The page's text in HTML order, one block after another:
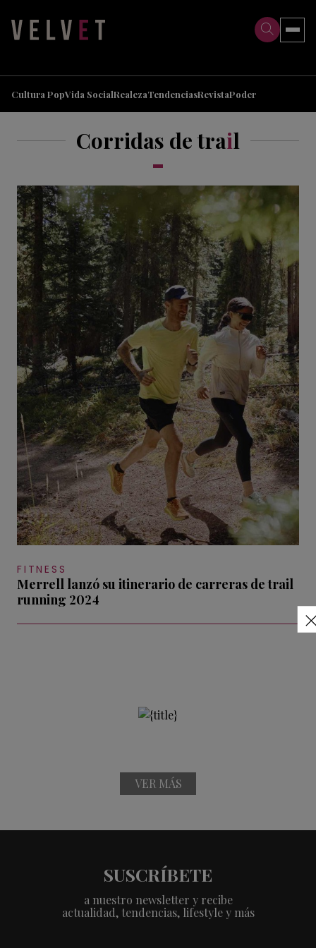
Cultura PopVida SocialRealezaTendenciasRevistaPoder
Corridas de trail
FITNESS
Merrell lanzó su itinerario de carreras de trail
running 2024
VER MÁS
SUSCRÍBETE
a nuestro newsletter y recibe
actualidad, tendencias, lifestyle y más